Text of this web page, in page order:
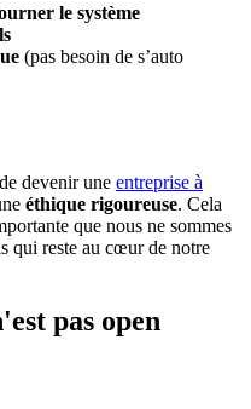
le système
(pas besoin de s’auto
devenir une entreprise à
éthique rigoureuse. Cela
que nous ne sommes
qui reste au cœur de notre
pas open